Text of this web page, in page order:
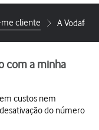
me cliente A
com a minha
custos nem
do número